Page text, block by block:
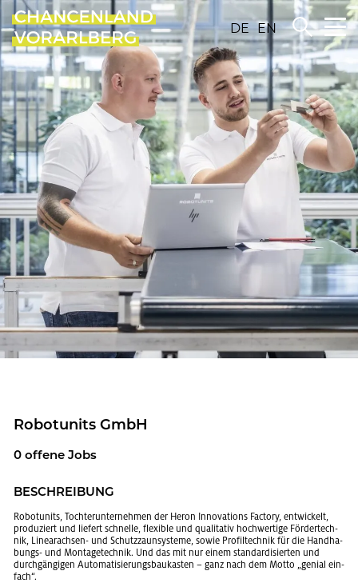
DE EN
Ro­bo­tu­nits GmbH
0 of­fe­ne Jobs
BE­SCHREI­BUNG
Ro­bo­tu­nits, Toch­ter­un­ter­neh­men der Heron In­no­va­tions Fac­to­ry, ent­wi­ckelt,
pro­du­ziert und lie­fert schnel­le, fle­xi­ble und qua­li­ta­tiv hoch­wer­ti­ge För­der­tech­
nik, Li­near­ach­sen- und Schutz­zaun­sys­te­me, sowie Pro­fil­tech­nik für die Hand­ha­
bungs- und Mon­ta­ge­tech­nik. Und das mit nur einem stan­dar­di­sier­ten und
durch­gän­gi­gen Au­to­ma­ti­sie­rungs­bau­kas­ten – ganz nach dem Motto „ge­ni­al ein­
fach“.